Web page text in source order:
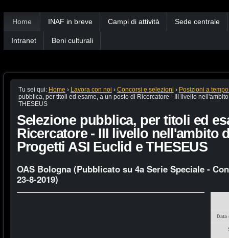
Home INAF in breve Campi di attività Sede centrale
Intranet Beni culturali
Tu sei qui: Home › Lavora con noi › Concorsi e selezioni › Posizioni a
pubblica, per titoli ed esame, a un posto di Ricercatore - III livello
THESEUS
Selezione pubblica, per titoli ed
Ricercatore - III livello nell'ambito
Progetti ASI Euclid e THESEUS
OAS Bologna (Pubblicato su 4a Serie Speciale -
23-8-2019)